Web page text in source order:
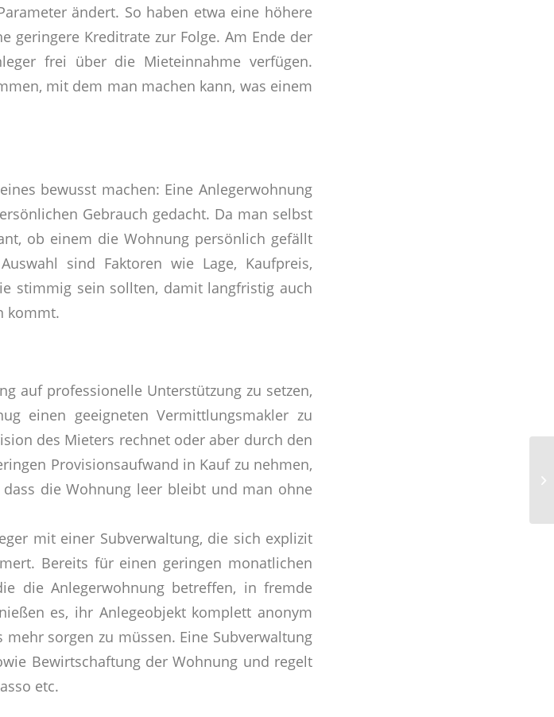
ändert. So haben etwa eine höhere
geringere Kreditrate zur Folge. Am Ende der
frei über die Mieteinnahme verfügen.
mit dem man machen kann, was einem
bewusst machen: Eine Anlegerwohnung
Gebrauch gedacht. Da man selbst
ob einem die Wohnung persönlich gefällt
sind Faktoren wie Lage, Kaufpreis,
stimmig sein sollten, damit langfristig auch
kommt.
auf professionelle Unterstützung zu setzen,
einen geeigneten Vermittlungsmakler zu
des Mieters rechnet oder aber durch den
Provisionsaufwand in Kauf zu nehmen,
die Wohnung leer bleibt und man ohne
mit einer Subverwaltung, die sich explizit
Bereits für einen geringen monatlichen
die Anlegerwohnung betreffen, in fremde
es, ihr Anlegeobjekt komplett anonym
sorgen zu müssen. Eine Subverwaltung
Bewirtschaftung der Wohnung und regelt
etc.